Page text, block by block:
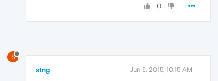
0
S
stng Jun 9, 2015, 10:15 AM